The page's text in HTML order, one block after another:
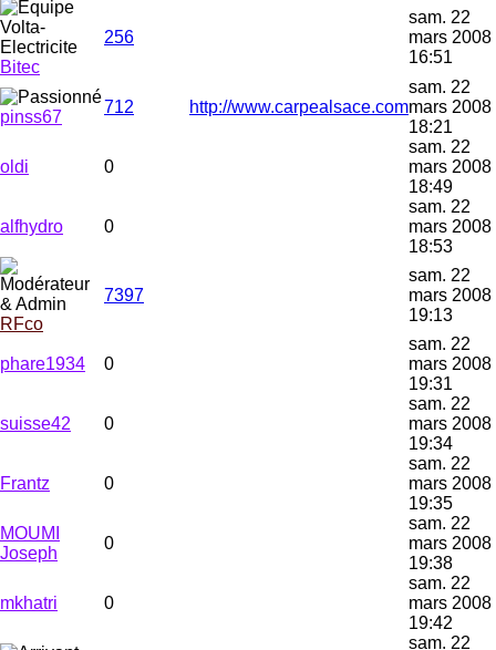
Bitec
256
sam. 22
mars 2008
16:51
pinss67
712 http://www.carpealsace.com
sam. 22
mars 2008
18:21
oldi 0
sam. 22
mars 2008
18:49
alfhydro 0
sam. 22
mars 2008
18:53
RFco
7397
sam. 22
mars 2008
19:13
phare1934 0
sam. 22
mars 2008
19:31
suisse42 0
sam. 22
mars 2008
19:34
Frantz 0
sam. 22
mars 2008
19:35
MOUMI
Joseph
0
sam. 22
mars 2008
19:38
mkhatri 0
sam. 22
mars 2008
19:42
sam. 22